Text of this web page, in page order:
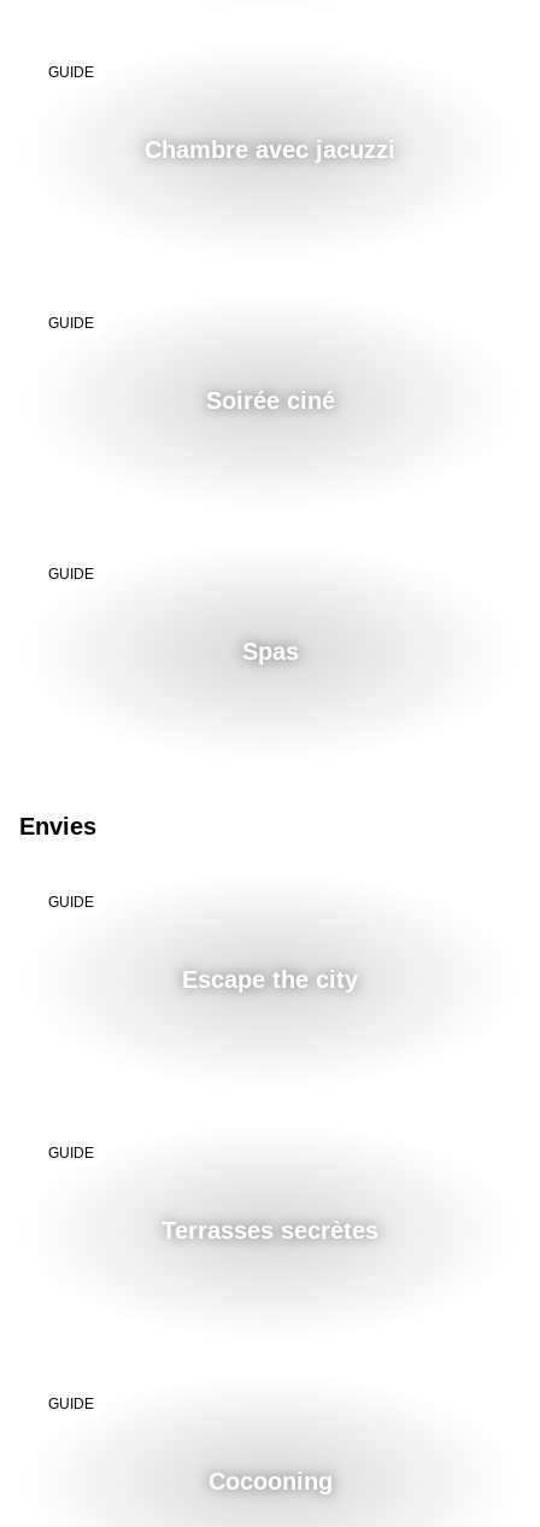
GUIDE
Chambre avec jacuzzi
GUIDE
Soirée ciné
GUIDE
Spas
Envies
GUIDE
Escape the city
GUIDE
Terrasses secrètes
GUIDE
Cocooning